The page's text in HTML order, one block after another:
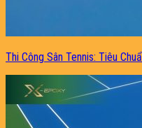
Thi Công Sân Tennis: Tiêu